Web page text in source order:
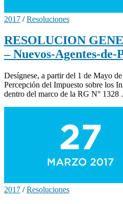
2017 /Resoluciones
RESOLUCION
– Nuevos-Agentes-de-
Desígnese, a partir del 1 de Mayo
Percepción del Impuesto sobre los
dentro del marco de la RG N°
2017 /Resoluciones